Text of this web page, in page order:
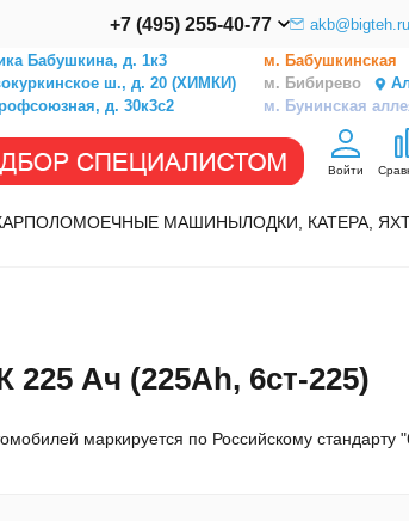
+7 (495) 255-40-77 akb@bigteh.ru
Бабушкина, д. 1к3 м. Бабушкинская
ш., д. 20 (ХИМКИ) м. Бибирево
д. 30к3с2 м. Бунинская
Войти
ПОЛОМОЕЧНЫЕ МАШИНЫЛОДКИ, КАТЕРА,
Ач (225Ah, 6ст-225)
маркируется по Российскому стандарту